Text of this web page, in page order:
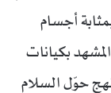
أجسام
بكيانات
حوّل السلام